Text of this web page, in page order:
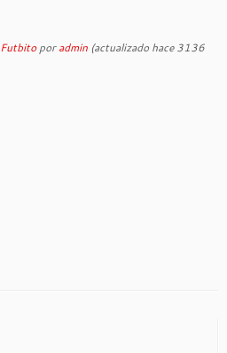
Futbitoporadmin (actualizado hace 3136